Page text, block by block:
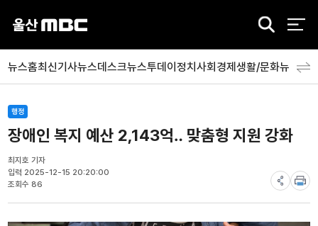
검
뉴스홈최신기사뉴스데스크뉴스투데이정치사회경제생활/문화뉴스특
행정
장애인 복지 예산 2,143억‥ 맞춤형 지원 강화
최지호 기자
입력 2025-12-15 20:20:00
조회수 86